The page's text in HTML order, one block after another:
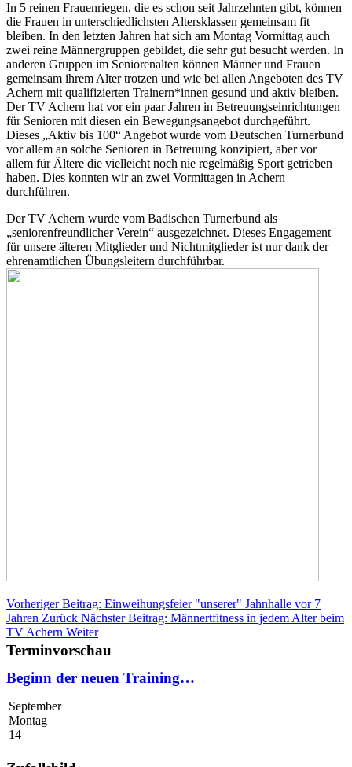
In 5 reinen Frauenriegen, die es schon seit Jahrzehnten gibt, können
die Frauen in unterschiedlichsten Altersklassen gemeinsam fit
bleiben. In den letzten Jahren hat sich am Montag Vormittag auch
zwei reine Männergruppen gebildet, die sehr gut besucht werden. In
anderen Gruppen im Seniorenalten können Männer und Frauen
gemeinsam ihrem Alter trotzen und wie bei allen Angeboten des TV
Achern mit qualifizierten Trainern*innen gesund und aktiv bleiben.
Der TV Achern hat vor ein paar Jahren in Betreuungseinrichtungen
für Senioren mit diesen ein Bewegungsangebot durchgeführt.
Dieses „Aktiv bis 100“ Angebot wurde vom Deutschen Turnerbund
vor allem an solche Senioren in Betreuung konzipiert, aber vor
allem für Ältere die vielleicht noch nie regelmäßig Sport getrieben
haben. Dies konnten wir an zwei Vormittagen in Achern
durchführen.
Der TV Achern wurde vom Badischen Turnerbund als
„seniorenfreundlicher Verein“ ausgezeichnet. Dieses Engagement
für unsere älteren Mitglieder und Nichtmitglieder ist nur dank der
ehrenamtlichen Übungsleitern durchführbar.
Vorheriger Beitrag: Einweihungsfeier "unserer" Jahnhalle vor 7
Jahren Zurück Nächster Beitrag: Männertfitness in jedem Alter beim
TV Achern Weiter
Terminvorschau
Beginn der neuen Training…
September
Montag
14